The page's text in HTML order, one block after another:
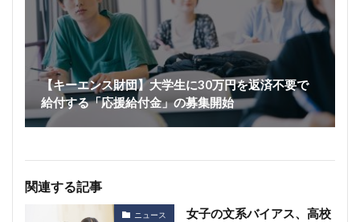
【キーエンス財団】大学生に30万円を返済不要で
給付する「応援給付金」の募集開始
関連する記事
ニュース
女子の文系バイアス、高校